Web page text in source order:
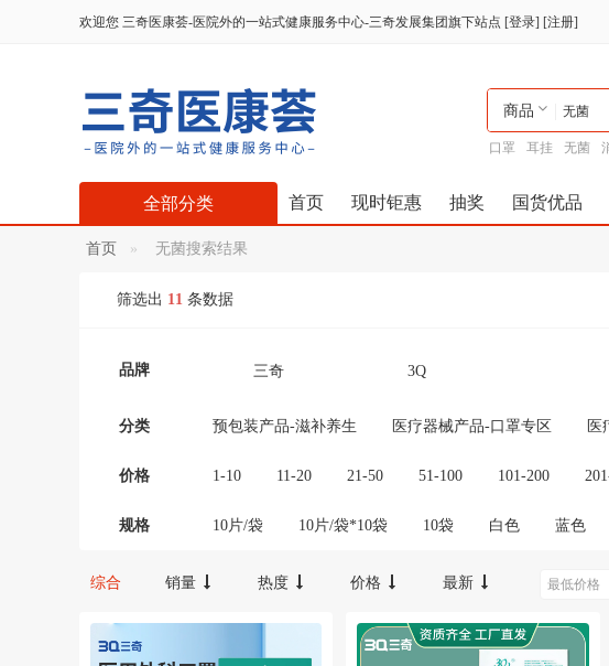
欢迎您 三奇医康荟-医院外的一站式健康服务中心-三奇发展集团旗下站点 [登录] [注册]
商品
口罩 耳挂 无菌
首页 现时钜惠 抽奖 国货优品
全部分类
首页 无菌搜索结果
筛选出 11 条数据
品牌 三奇 3Q
分类 预包装产品-滋补养生 医疗器械产品-口罩专区 医
积分商城
价格 1-10 11-20 21-50 51-100 101-200
规格 10片/袋 10片/袋*10袋 10袋 白色 蓝色
综合 销量 热度 价格 最新